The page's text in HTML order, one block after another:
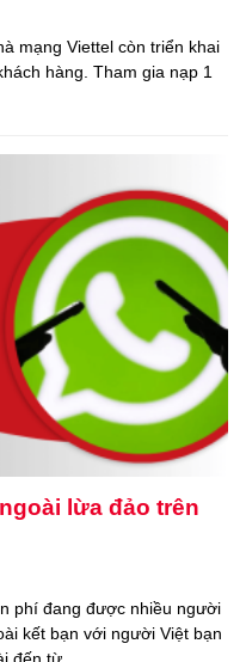
mạng Viettel còn triển khai
hàng. Tham gia nạp 1
lừa đảo trên
phí đang được nhiều người
kết bạn với người Việt bạn